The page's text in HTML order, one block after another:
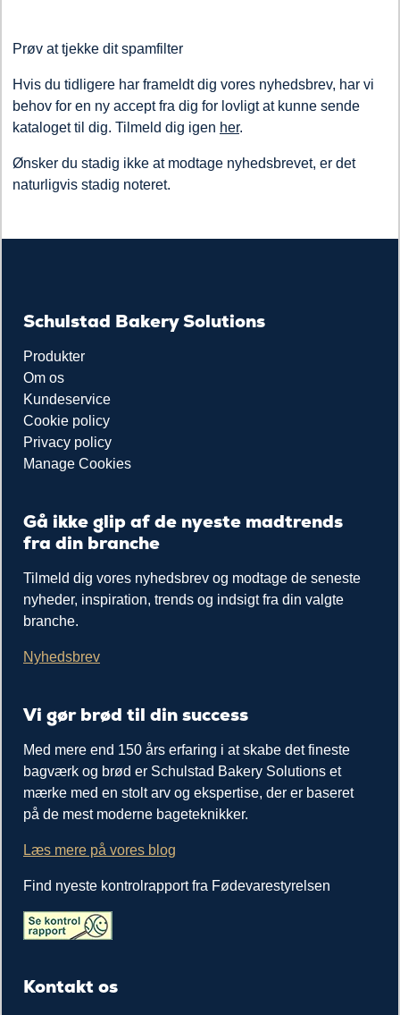
Prøv at tjekke dit spamfilter
Hvis du tidligere har frameldt dig vores nyhedsbrev, har vi
behov for en ny accept fra dig for lovligt at kunne sende
kataloget til dig. Tilmeld dig igen her.
Ønsker du stadig ikke at modtage nyhedsbrevet, er det
naturligvis stadig noteret.
Schulstad Bakery Solutions
Produkter
Om os
Kundeservice
Cookie policy
Privacy policy
Manage Cookies
Gå ikke glip af de nyeste madtrends
fra din branche
Tilmeld dig vores nyhedsbrev og modtage de seneste
nyheder, inspiration, trends og indsigt fra din valgte
branche.
Nyhedsbrev
Vi gør brød til din success
Med mere end 150 års erfaring i at skabe det fineste
bagværk og brød er Schulstad Bakery Solutions et
mærke med en stolt arv og ekspertise, der er baseret
på de mest moderne bageteknikker.
Læs mere på vores blog
Find nyeste kontrolrapport fra Fødevarestyrelsen
Kontakt os